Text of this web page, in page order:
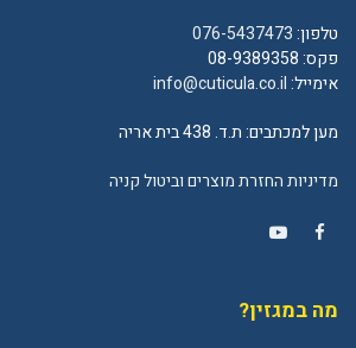
טלפון:076-5437473
פקס: 08-9389358
אימייל:info@cuticula.co.il
מען למכתבים: ת.ד. 438 בית אריה
מדיניות החזרת מוצרים וביטול קניה
מה במגזין?